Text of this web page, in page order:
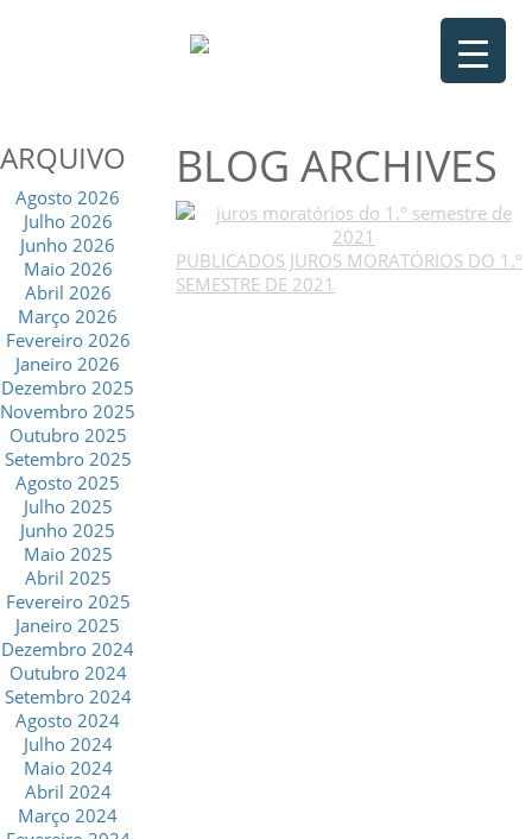
ARQUIVO
Agosto 2026
Julho 2026
Junho 2026
Maio 2026
Abril 2026
Março 2026
Fevereiro 2026
Janeiro 2026
Dezembro 2025
Novembro 2025
Outubro 2025
Setembro 2025
Agosto 2025
Julho 2025
Junho 2025
Maio 2025
Abril 2025
Fevereiro 2025
Janeiro 2025
Dezembro 2024
Outubro 2024
Setembro 2024
Agosto 2024
Julho 2024
Maio 2024
Abril 2024
Março 2024
BLOG ARCHIVES
PUBLICADOS JUROS MORATÓRIOS DO 1.º
SEMESTRE DE 2021